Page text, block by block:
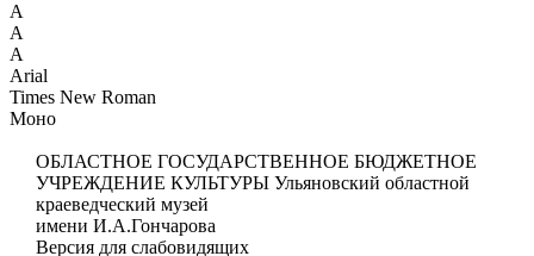
А
А
А
Arial
Times New Roman
Моно
ОБЛАСТНОЕ ГОСУДАРСТВЕННОЕ БЮДЖЕТНОЕ
УЧРЕЖДЕНИЕ КУЛЬТУРЫ Ульяновский областной
краеведческий музей
имени И.А.Гончарова
Версия для слабовидящих